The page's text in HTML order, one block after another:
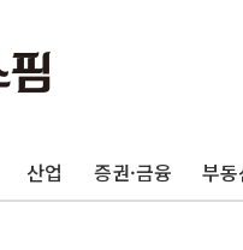
산업 증권·금융 부
일 지그재그, '직잭뷰티 페스
앤컬처, 인천공항서 '팔도음